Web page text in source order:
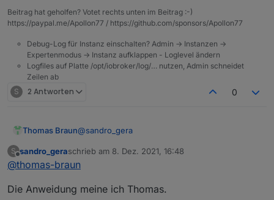
Beitrag hat geholfen? Votet rechts unten im Beitrag :-)
https://paypal.me/Apollon77 / https://github.com/sponsors/Apollon77
Debug-Log für Instanz einschalten? Admin -> Instanzen ->
Expertenmodus -> Instanz aufklappen - Loglevel ändern
Logfiles auf Platte /opt/iobroker/log/… nutzen, Admin schneidet
Zeilen ab
S 2 Antworten 0
Thomas Braun@sandro_gera
Hast du nicht von update/upgrade gesprochen?
Aber auf vor einem Backup kannst du den
kein Brot mehr und das Backup hat mehr
S
Offline
sandro_geraschrieb am 8. Dez. 2021, 16:48
zuletzt editiert von
@thomas-braun
Die Anweidung meine ich Thomas.